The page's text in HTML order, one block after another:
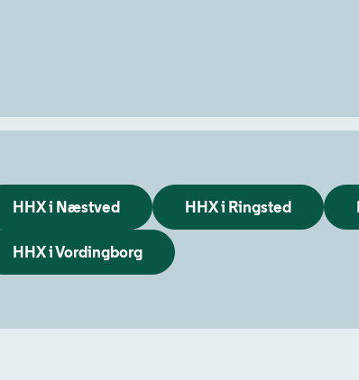
HHX i Næstved HHX i Ringsted
HHX i Vordingborg